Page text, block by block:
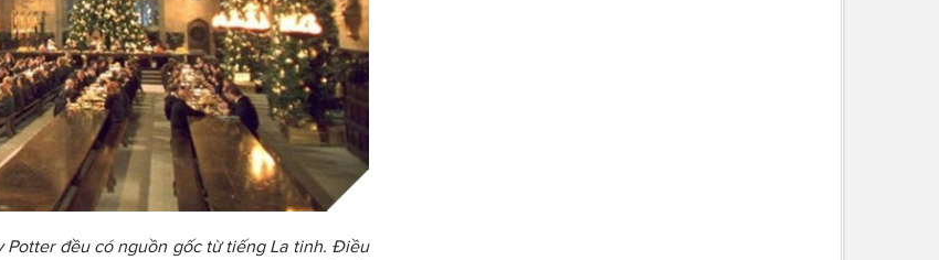
Potter đều có nguồn gốc từ tiếng La tinh. Điều